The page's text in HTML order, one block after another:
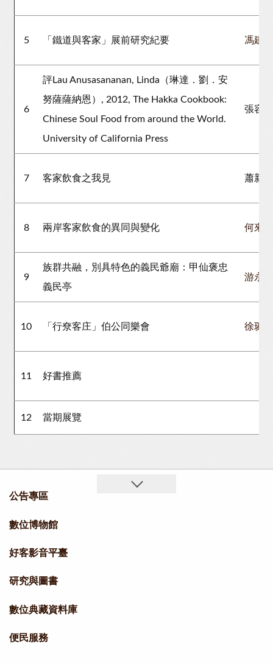
5 「鐵道與客家」展前研究紀要 馮建彰
6
評Lau Anusasananan, Linda（琳達．劉．安
努薩薩納恩）, 2012, The Hakka Cookbook:
Chinese Soul Food from around the World.
University of California Press
張容嘉
7 客家飲食之我見 蕭新煌
8 兩岸客家飲食的異同與變化 何來美
9
族群共融，別具特色的義民爺廟：甲仙褒忠
義民亭
游永福
10 「行尞客庄」伯公同樂會 徐琬甯
11 好書推薦
12 當期展覽
公告專區
數位博物館
好客影音平臺
研究與圖書
數位典藏資料庫
便民服務